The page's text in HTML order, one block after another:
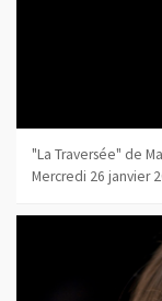
"La Traversée" de
Mercredi 26 janvier